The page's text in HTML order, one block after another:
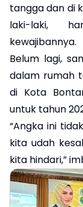
tangga dan di
laki-laki,
kewajibannya.
Belum lagi,
dalam rumah
di Kota
untuk tahun
“Angka ini
kita udah
kita hindari,”